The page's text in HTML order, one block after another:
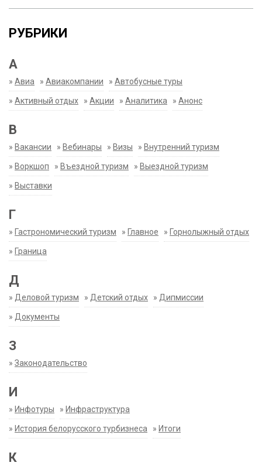
РУБРИКИ
А
» Авиа » Авиакомпании » Автобусные туры
» Активный отдых » Акции » Аналитика » Анонс
В
» Вакансии » Вебинары » Визы » Внутренний туризм
» Воркшоп » Въездной туризм » Выездной туризм
» Выставки
Г
» Гастрономический туризм » Главное » Горнолыжный отдых
» Граница
Д
» Деловой туризм » Детский отдых » Дипмиссии
» Документы
З
» Законодательство
И
» Инфотуры » Инфраструктура
» История белорусского турбизнеса » Итоги
К